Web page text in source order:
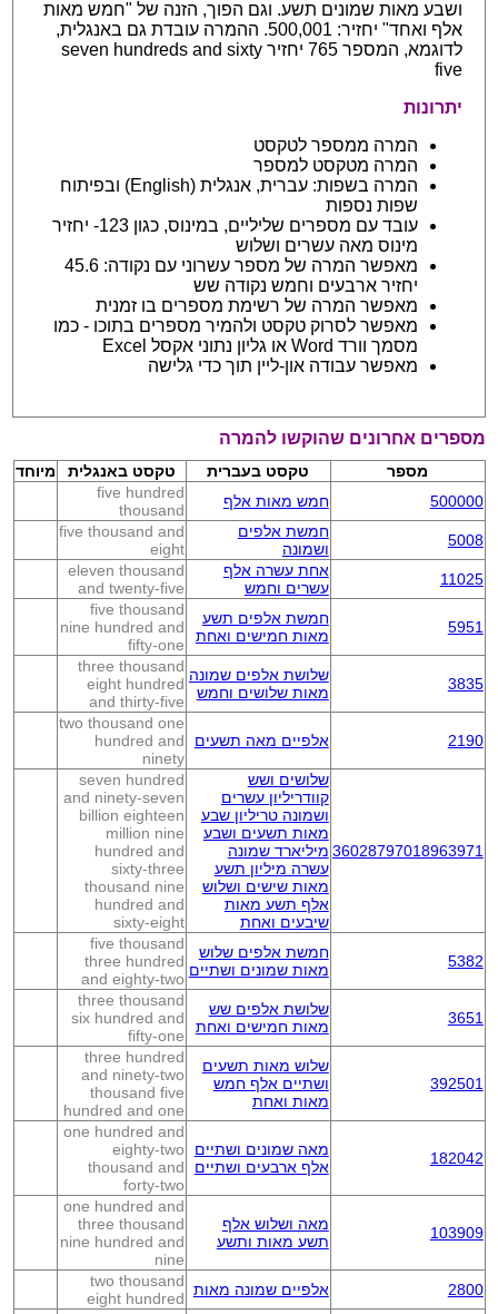
ושבע מאות שמונים תשע. וגם הפוך, הזנה של "חמש מאות
אלף ואחד" יחזיר: 500,001. ההמרה עובדת גם באנגלית,
לדוגמא, המספר 765 יחזיר seven hundreds and sixty
five
יתרונות
המרה ממספר לטקסט
המרה מטקסט למספר
המרה בשפות: עברית, אנגלית (English) ובפיתוח
שפות נספות
עובד עם מספרים שליליים, במינוס, כגון 123- יחזיר
מינוס מאה עשרים ושלוש
מאפשר המרה של מספר עשרוני עם נקודה: 45.6
יחזיר ארבעים וחמש נקודה שש
מאפשר המרה של רשימת מספרים בו זמנית
מאפשר לסרוק טקסט ולהמיר מספרים בתוכו - כמו
מסמך וורד Word או גליון נתוני אקסל Excel
מאפשר עבודה און-ליין תוך כדי גלישה
מספרים אחרונים שהוקשו להמרה
מספר טקסט בעברית טקסט באנגלית
מיוחד
500000
חמש מאות אלף
five hundred
thousand
5008
חמשת אלפים
ושמונה
five thousand and
eight
11025
אחת עשרה אלף
עשרים וחמש
eleven thousand
and twenty-five
5951
חמשת אלפים תשע
מאות חמישים ואחת
five thousand
nine hundred and
fifty-one
3835
שלושת אלפים שמונה
מאות שלושים וחמש
three thousand
eight hundred
and thirty-five
2190 אלפיים מאה תשעים
two thousand one
hundred and
ninety
36028797018963971
שלושים ושש
קוודריליון עשרים
ושמונה טריליון שבע
מאות תשעים ושבע
מיליארד שמונה
עשרה מיליון תשע
מאות שישים ושלוש
אלף תשע מאות
שיבעים ואחת
seven hundred
and ninety-seven
billion eighteen
million nine
hundred and
sixty-three
thousand nine
hundred and
sixty-eight
5382
חמשת אלפים שלוש
מאות שמונים ושתיים
five thousand
three hundred
and eighty-two
3651
שלושת אלפים שש
מאות חמישים ואחת
three thousand
six hundred and
fifty-one
392501
שלוש מאות תשעים
ושתיים אלף חמש
מאות ואחת
three hundred
and ninety-two
thousand five
hundred and one
182042
מאה שמונים ושתיים
אלף ארבעים ושתיים
one hundred and
eighty-two
thousand and
forty-two
103909
מאה ושלוש אלף
תשע מאות ותשע
one hundred and
three thousand
nine hundred and
nine
2800
אלפיים שמונה מאות two thousand
eight hundred